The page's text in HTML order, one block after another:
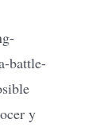
battle-
y